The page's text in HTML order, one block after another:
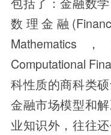
数理金融
Mathematics，
Computational
科性质的商科类
金融市场模型和
业知识外，往往